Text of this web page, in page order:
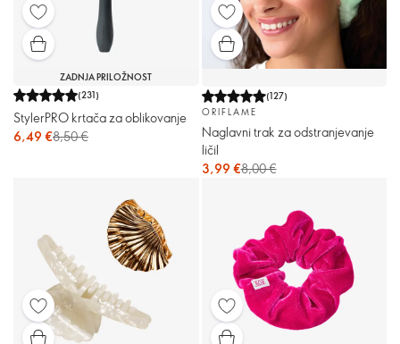
ZADNJA PRILOŽNOST
(231)
StylerPRO krtača za oblikovanje
6,49 €8,50 €
(127)
ORIFLAME
Naglavni trak za odstranjevanje
ličil
3,99 €8,00 €